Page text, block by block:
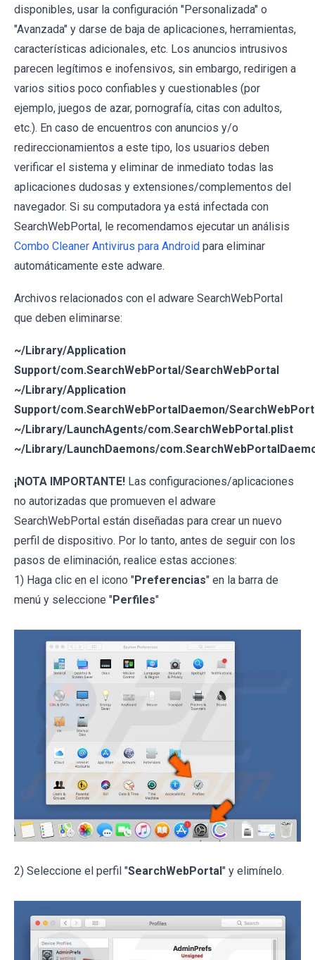
disponibles, usar la configuración "Personalizada" o
"Avanzada" y darse de baja de aplicaciones, herramientas,
características adicionales, etc. Los anuncios intrusivos
parecen legítimos e inofensivos, sin embargo, redirigen a
varios sitios poco confiables y cuestionables (por
ejemplo, juegos de azar, pornografía, citas con adultos,
etc.). En caso de encuentros con anuncios y/o
redireccionamientos a este tipo, los usuarios deben
verificar el sistema y eliminar de inmediato todas las
aplicaciones dudosas y extensiones/complementos del
navegador. Si su computadora ya está infectada con
SearchWebPortal, le recomendamos ejecutar un análisis
Combo Cleaner Antivirus para Android para eliminar
automáticamente este adware.
Archivos relacionados con el adware SearchWebPortal
que deben eliminarse:
~/Library/Application
Support/com.SearchWebPortal/SearchWebPortal
~/Library/Application
Support/com.SearchWebPortalDaemon/
~/Library/LaunchAgents/com.SearchWebPortal.plist
~/Library/LaunchDaemons/
¡NOTA IMPORTANTE! Las configuraciones/aplicaciones
no autorizadas que promueven el adware
SearchWebPortal están diseñadas para crear un nuevo
perfil de dispositivo. Por lo tanto, antes de seguir con los
pasos de eliminación, realice estas acciones:
1) Haga clic en el icono "Preferencias" en la barra de
menú y seleccione "Perfiles"
2) Seleccione el perfil "SearchWebPortal " y elimínelo.